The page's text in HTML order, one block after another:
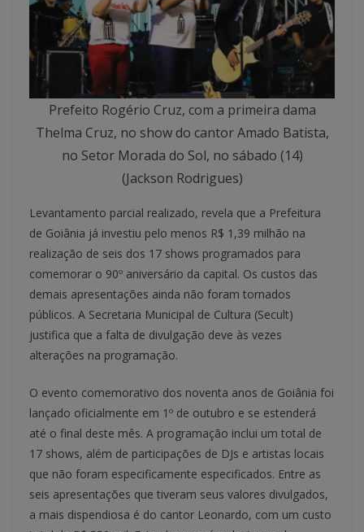
Prefeito Rogério Cruz, com a primeira dama
Thelma Cruz, no show do cantor Amado Batista,
no Setor Morada do Sol, no sábado (14)
(Jackson Rodrigues)
Levantamento parcial realizado, revela que a Prefeitura
de Goiânia já investiu pelo menos R$ 1,39 milhão na
realização de seis dos 17 shows programados para
comemorar o 90º aniversário da capital. Os custos das
demais apresentações ainda não foram tornados
públicos. A Secretaria Municipal de Cultura (Secult)
justifica que a falta de divulgação deve às vezes
alterações na programação.
O evento comemorativo dos noventa anos de Goiânia foi
lançado oficialmente em 1º de outubro e se estenderá
até o final deste mês. A programação inclui um total de
17 shows, além de participações de DJs e artistas locais
que não foram especificamente especificados. Entre as
seis apresentações que tiveram seus valores divulgados,
a mais dispendiosa é do cantor Leonardo, com um custo